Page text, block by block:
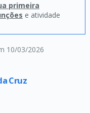
10/03/2026
primeira
e atividade
Cruz